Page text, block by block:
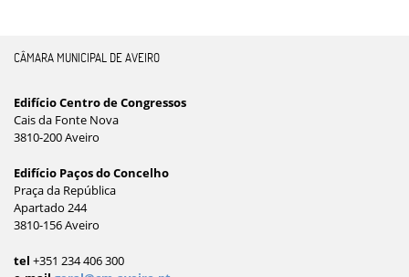
CÂMARA MUNICIPAL DE AVEIRO
Edifício Centro de Congressos
Cais da Fonte Nova
3810-200 Aveiro
Edifício Paços do Concelho
Praça da República
Apartado 244
3810-156 Aveiro
tel +351 234 406 300